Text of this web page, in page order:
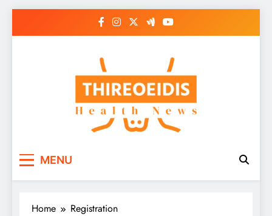
Παθήσεις Θυρεοειδούς
– Thireoeidis
MENU
Home Registration